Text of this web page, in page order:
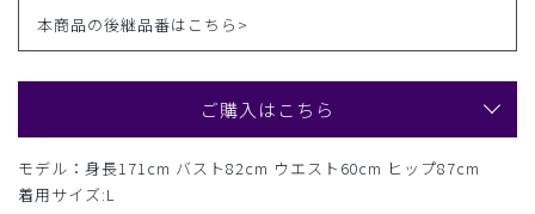
本商品の後継品番は こちら>
ご購入はこちら
モデル：身長171cm バスト82cm ウエスト60cm ヒップ87cm
着用サイズ:L